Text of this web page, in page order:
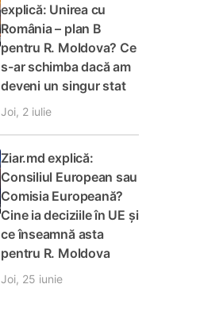
explică: Unirea cu
România – plan B
pentru R. Moldova? Ce
s-ar schimba dacă am
deveni un singur stat
Joi, 2 iulie
Ziar.md explică:
Consiliul European sau
Comisia Europeană?
Cine ia deciziile în UE și
ce înseamnă asta
pentru R. Moldova
Joi, 25 iunie